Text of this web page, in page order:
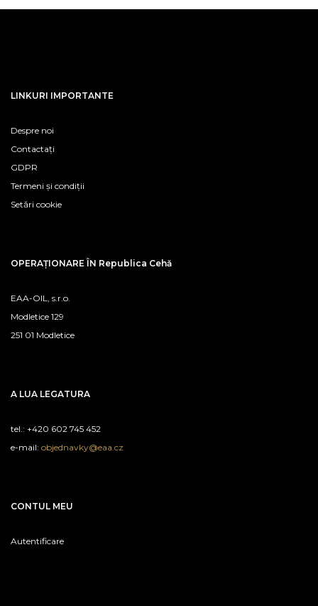
LINKURI IMPORTANTE
Despre noi
Contactați
GDPR
Termeni și condiții
Setări cookie
OPERAȚIONARE ÎN Republica Cehă
EAA-OIL, s.r.o.
Modletice 129
251 01 Modletice
A LUA LEGATURA
tel.: +420 602 745 452
e-mail: objednavky@eaa.cz
CONTUL MEU
Autentificare